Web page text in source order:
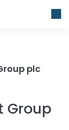
plc
Group